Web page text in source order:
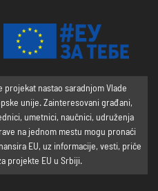
nastao saradnjom Vlade
unije. Zainteresovani građani,
umetnici, naučnici, udruženja
na jednom mestu mogu pronaći
EU, uz informacije, vesti, priče
projekte EU u Srbiji.